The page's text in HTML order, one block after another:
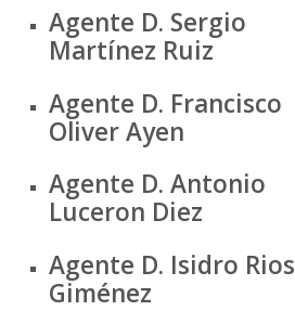
Agente D. Sergio
Martínez Ruiz
Agente D. Francisco
Oliver Ayen
Agente D. Antonio
Luceron Diez
Agente D. Isidro Rios
Giménez